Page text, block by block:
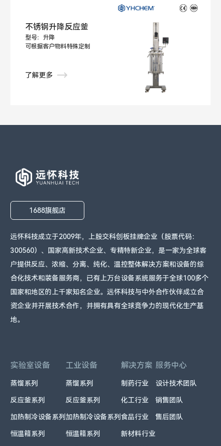
不锈钢升降反应釜
型号：升降
可根据客户物料特殊定制
了解更多
1688旗舰店
远怀科技成立于2009年，上股交科创板挂牌企业（股票代码：
300560）、国家高新技术企业、专精特新企业，是一家为全球客
户提供反应、浓缩、分离、纯化、温控整体解决方案和设备的综
合化技术和装备服务商，已有上万台设备系统服务于全球100多个
国家和地区的上千家知名企业。远怀科技与中外合作伙伴成立合
资企业并开展技术合作，并拥有具有全球竞争力的现代化生产基
地。
实验室设备
蒸馏系列
反应釜系列
加热制冷设备系列
恒温箱系列
工业设备
蒸馏系列
反应釜系列
加热制冷设备系列
恒温箱系列
解决方案
制药行业
化工行业
食品行业
新材料行业
服务中心
设计技术团队
销售团队
售后团队